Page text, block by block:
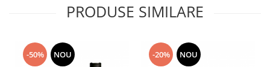
PRODUSE SIMILARE
-50% NOU -20% NOU